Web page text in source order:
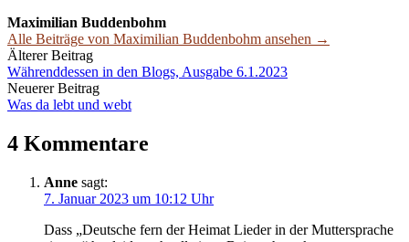
Maximilian Buddenbohm
Alle Beiträge von Maximilian Buddenbohm ansehen →
Beitrags-
Navigation
Älterer Beitrag
Währenddessen in den Blogs, Ausgabe 6.1.2023
Neuerer Beitrag
Was da lebt und webt
4 Kommentare
Anne sagt:
7. Januar 2023 um 10:12 Uhr
Dass „Deutsche fern der Heimat Lieder in der Muttersprache